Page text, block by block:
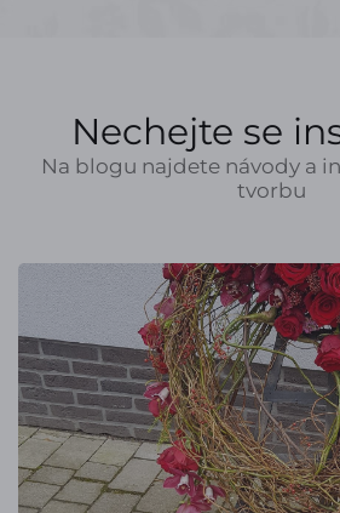
Nechejte se
Na blogu najdete návody a
tvorbu